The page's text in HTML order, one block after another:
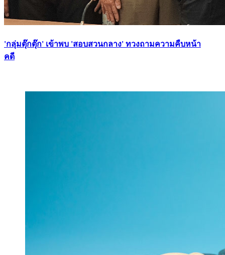
'กลุ่มตุ๊กตุ๊ก' เข้าพบ 'สอบสวนกลาง' ทวงถามความคืบหน้า
คดี